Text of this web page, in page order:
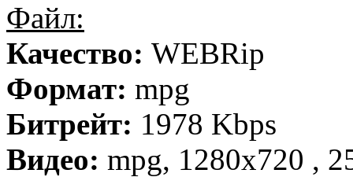
Файл:
Качество: WEBRip
Формат: mpg
Битрейт: 1978 Kbps
Видео: mpg, 1280х720 ,